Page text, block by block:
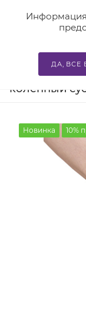
Информация
ДА, ВСЕ
Главная —
Бандаж
коленный
Новинка 10%